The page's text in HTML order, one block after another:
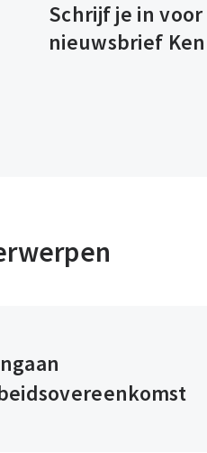
Schrijf je in
nieuwsbrief